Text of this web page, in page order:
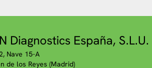
Diagnostics España, S.L.U.
Nave 15-A
de los Reyes (Madrid)